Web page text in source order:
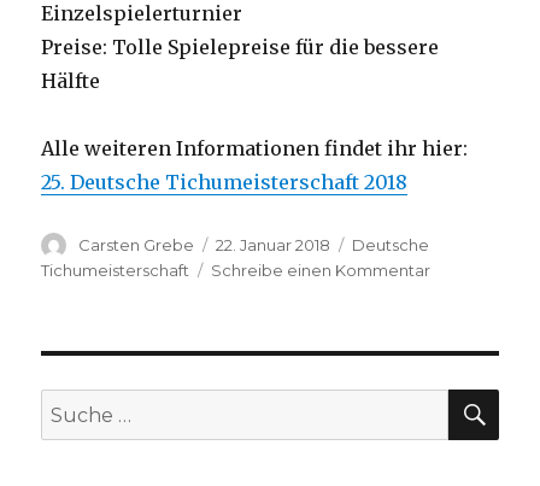
Einzelspielerturnier
Preise: Tolle Spielepreise für die bessere
Hälfte
Alle weiteren Informationen findet ihr hier:
25. Deutsche Tichumeisterschaft 2018
Autor
Carsten Grebe
Veröffentlicht
am
22. Januar 2018 Tags
Deutsche
Tichumeisterschaft
Schreibe einen Kommentar
Suche
nach: